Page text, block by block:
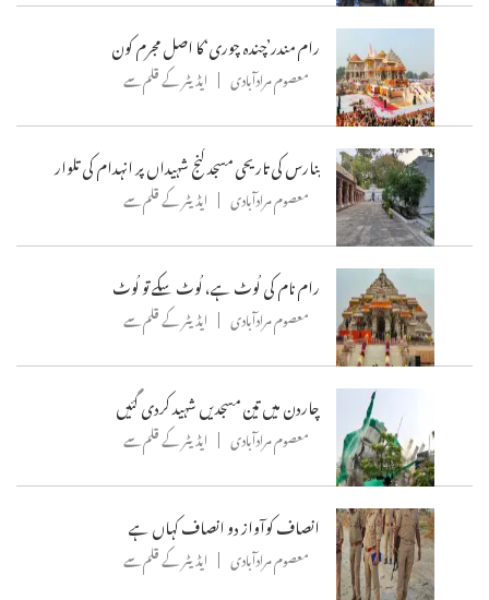
رام مندر’چندہ چوری‘کا اصل مجرم کون
معصوم مرادآبادی ایڈیٹر کے قلم سے
بنارس کی تاریحی مسجد گنج شہیداں پر انہدام کی تلوار
معصوم مرادآبادی ایڈیٹر کے قلم سے
رام نام کی لُوٹ ہے، لُوٹ سکے تو لُوٹ
معصوم مرادآبادی ایڈیٹر کے قلم سے
چاردن میں تین مسجدیں شہید کردی گئیں
معصوم مرادآبادی ایڈیٹر کے قلم سے
انصاف کوآواز دو انصاف کہاں ہے
معصوم مرادآبادی ایڈیٹر کے قلم سے